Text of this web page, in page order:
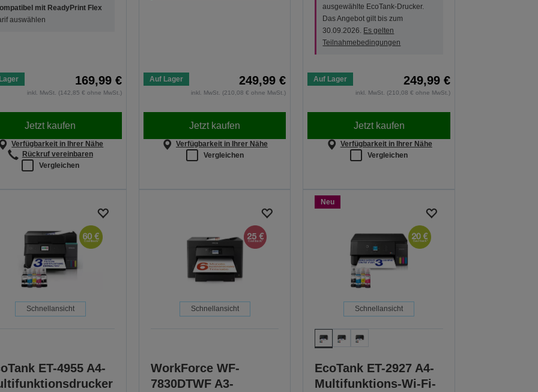
mit ReadyPrint Flex
auswählen
169,99 €
inkl. MwSt. (142,85 € ohne MwSt.)
Jetzt kaufen
Verfügbarkeit in Ihrer Nähe
Rückruf vereinbaren
Vergleichen
Auf Lager 249,99 €
inkl. MwSt. (210,08 € ohne MwSt.)
Jetzt kaufen
Verfügbarkeit in Ihrer Nähe
Vergleichen
ausgewählte EcoTank-Drucker.
Das Angebot gilt bis zum
30.09.2026. Es gelten
Teilnahmebedingungen
Auf Lager 249,99 €
inkl. MwSt. (210,08 € ohne MwSt.)
Jetzt kaufen
Verfügbarkeit in Ihrer Nähe
Vergleichen
Schnellansicht
ET-4955 A4-
Schnellansicht
WorkForce WF-
7830DTWF A3-
Neu
Schnellansicht
EcoTank ET-2927 A4-
Multifunktions-Wi-Fi-